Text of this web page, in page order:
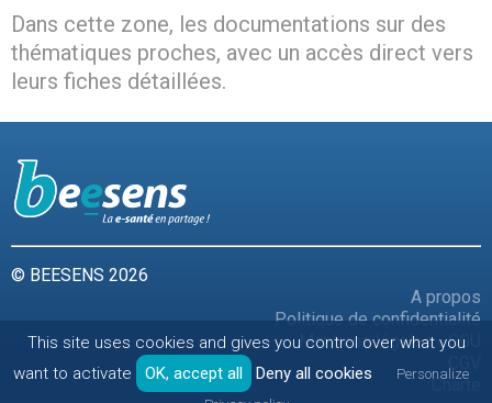
Dans cette zone, les documentations sur des
thématiques proches, avec un accès direct vers
leurs fiches détaillées.
© BEESENS 2026
A propos
Politique de confidentialité
Mentions légales - CGU
CGV
Charte
This site uses cookies and gives you control over what you
want to activate
OK, accept all Deny all cookies
Personalize